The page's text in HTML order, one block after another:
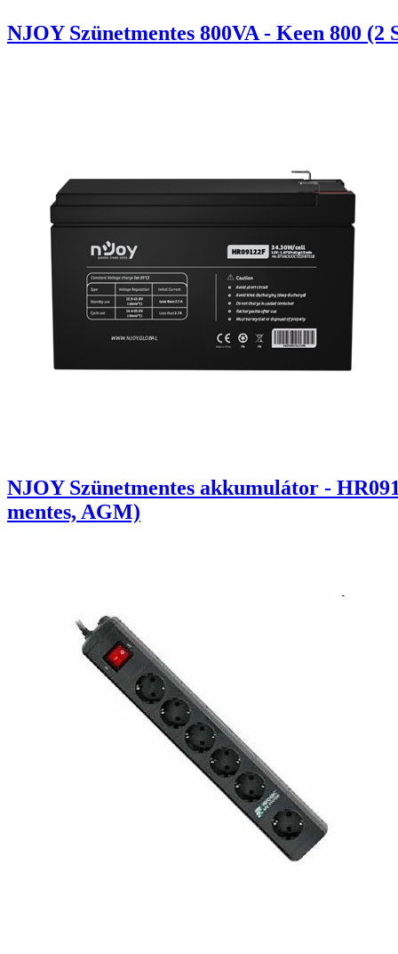
NJOY Szünetmentes 800VA - Keen 800
NJOY Szünetmentes akkumulátor -
mentes, AGM)